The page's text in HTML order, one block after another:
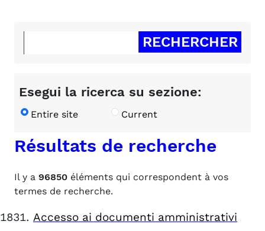
Esegui la ricerca su sezione:
Entire site Current
Résultats de recherche
Il y a 96850 éléments qui correspondent à vos
termes de recherche.
Accesso ai documenti amministrativi